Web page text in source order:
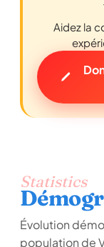
Aidez la
Statistics
Évolution
population de